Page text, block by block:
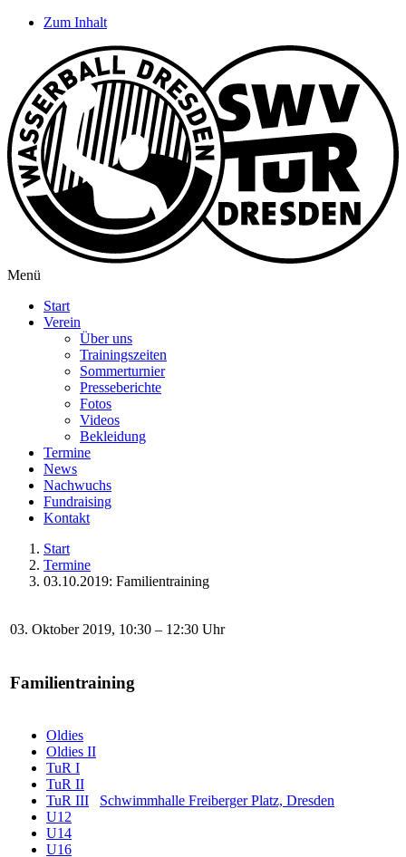
Zum Inhalt
Menü
Start
Verein
Über uns
Trainingszeiten
Sommerturnier
Presseberichte
Fotos
Videos
Bekleidung
Termine
News
Nachwuchs
Fundraising
Kontakt
Start
Termine
03.10.2019: Familientraining
03. Oktober 2019, 10:30 – 12:30 Uhr
Familientraining
Oldies
Oldies II
TuR I
TuR II
TuR III
U12
U14
U16
Schwimmhalle Freiberger Platz, Dresden